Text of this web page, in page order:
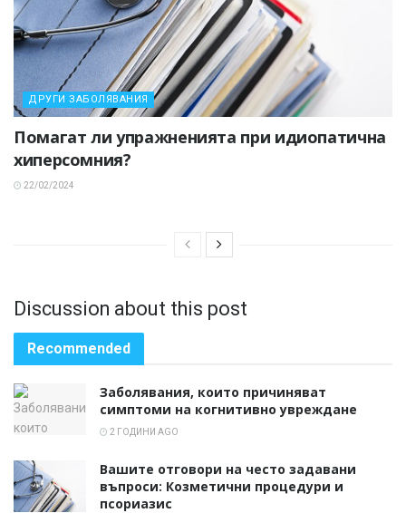
ДРУГИ ЗАБОЛЯВАНИЯ
Помагат ли упражненията при идиопатична
хиперсомния?
22/02/2024
Discussion about this post
Recommended
Заболявания, които причиняват
симптоми на когнитивно увреждане
2 ГОДИНИ AGO
Вашите отговори на често задавани
въпроси: Козметични процедури и
псориазис